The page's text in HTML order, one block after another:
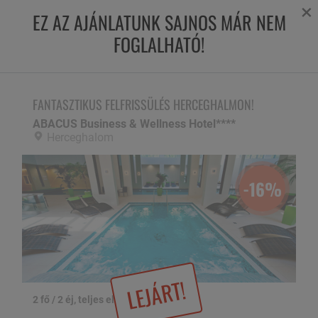
FANTASZTIKUS FELFRISSÜLÉS HERCEGHALMON!
EZ AZ AJÁNLATUNK SAJNOS MÁR NEM
FOGLALHATÓ!
×
LEJÁRT!
FANTASZTIKUS FELFRISSÜLÉS HERCEGHALMON!
ABACUS Business & Wellness Hotel****
-16%
2 fő / 2 éj, teljes ellátással